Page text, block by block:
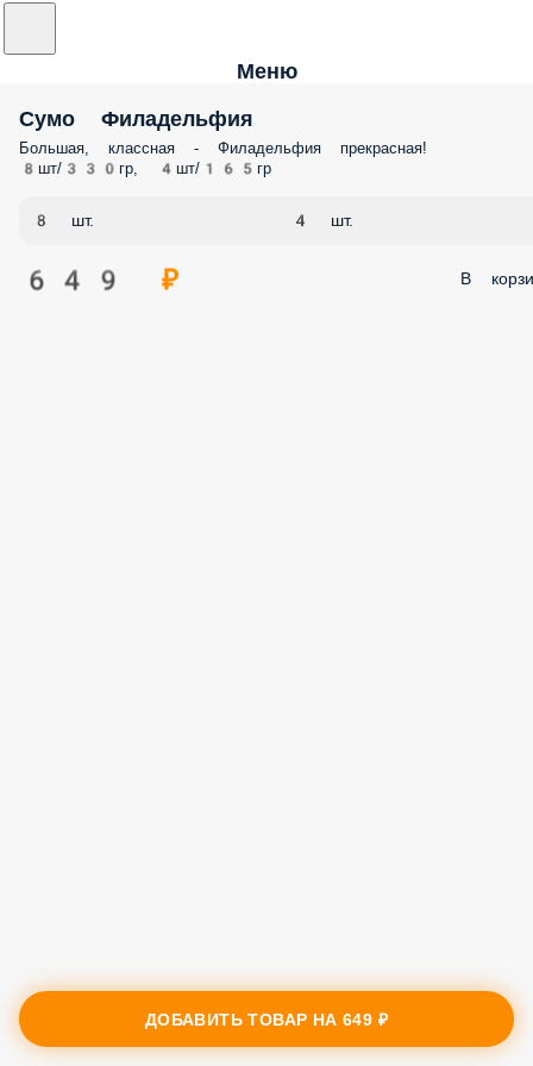
Меню
Сумо Филадельфия
Большая, классная - Филадельфия прекрасная!
8шт/330гр, 4шт/165гр
8 шт. 4 шт.
649 ₽ В
ДОБАВИТЬ ТОВАР НА649 ₽